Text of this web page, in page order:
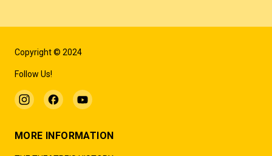
Copyright © 2024
Follow Us!
MORE INFORMATION